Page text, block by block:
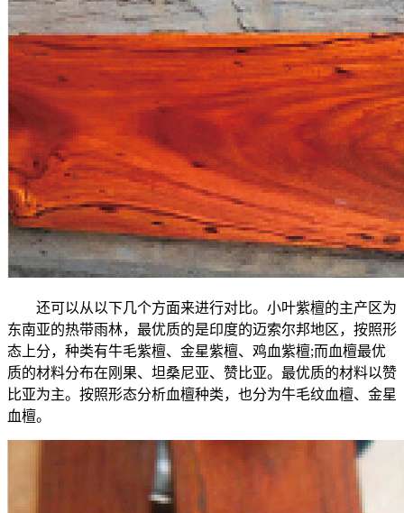
还可以从以下几个方面来进行对比。小叶紫檀的主产区为
东南亚的热带雨林，最优质的是印度的迈索尔邦地区，按照形
态上分，种类有牛毛紫檀、金星紫檀、鸡血紫檀;而血檀最优
质的材料分布在刚果、坦桑尼亚、赞比亚。最优质的材料以赞
比亚为主。按照形态分析血檀种类，也分为牛毛纹血檀、金星
血檀。